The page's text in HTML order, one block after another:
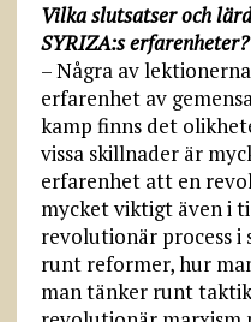
Vilka slutsatser och
SYRIZA:s erfarenheter?
– Några av
erfarenhet av
kamp finns det
vissa skillnader är
erfarenhet att en
mycket viktigt även i
revolutionär process i
runt reformer, hur
man tänker runt